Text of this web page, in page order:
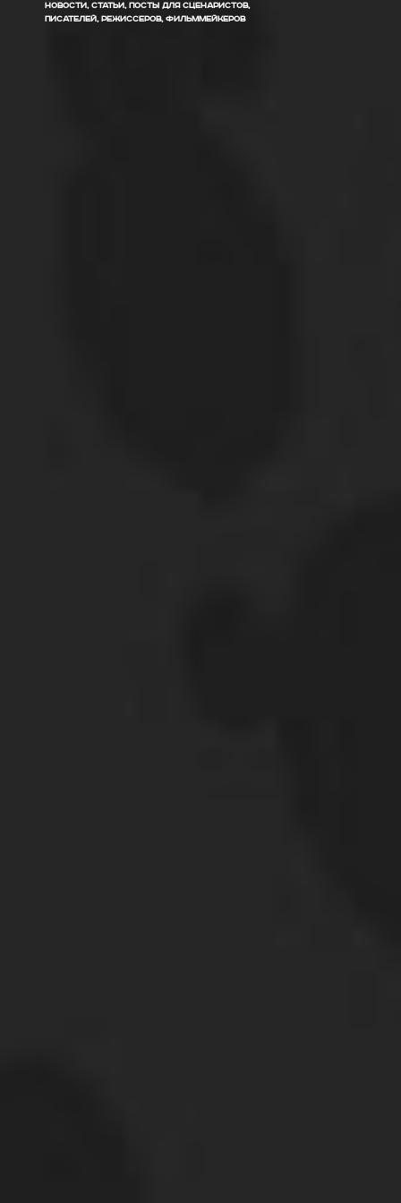
НОВОСТИ, СТАТЬИ, ПОСТЫ ДЛЯ СЦЕНАРИСТОВ,
ПИСАТЕЛЕЙ, РЕЖИССЕРОВ, ФИЛЬММЕЙКЕРОВ